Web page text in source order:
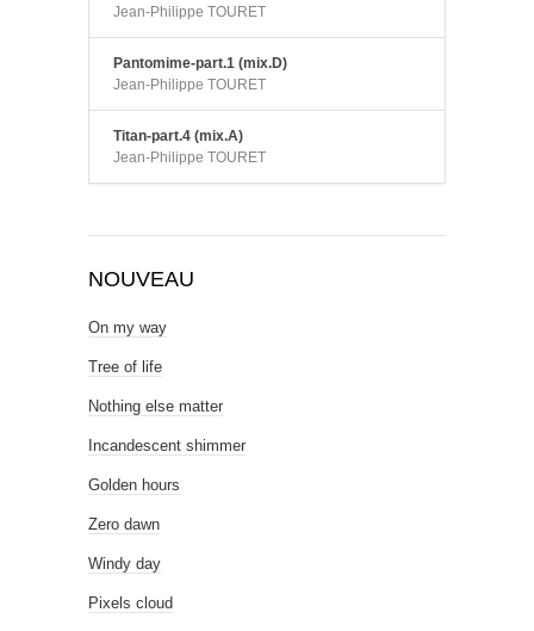
Jean-Philippe TOURET
Pantomime-part.1 (mix.D)
Jean-Philippe TOURET
Titan-part.4 (mix.A)
Jean-Philippe TOURET
NOUVEAU
On my way
Tree of life
Nothing else matter
Incandescent shimmer
Golden hours
Zero dawn
Windy day
Pixels cloud